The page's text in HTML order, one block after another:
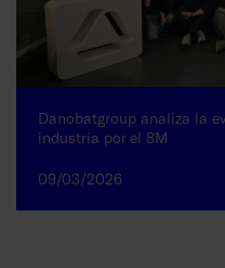
Danobatgroup analiza la
industria por el 8M
09/03/2026